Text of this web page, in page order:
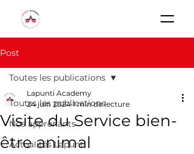
Post
Toutes les publications
Nos apprenants
Actualités Lapunti
Toutes les publications
Visite du Service bien-
être animal
Lapunti Academy
24 juin 2024 1 min de lecture